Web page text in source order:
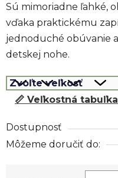
Sú mimoriadne ľahké,
vďaka praktickému
jednoduché obúvanie
detskej nohe.
📏 Veľkostná tabuľka
Dostupnosť
Môžeme doručiť do: